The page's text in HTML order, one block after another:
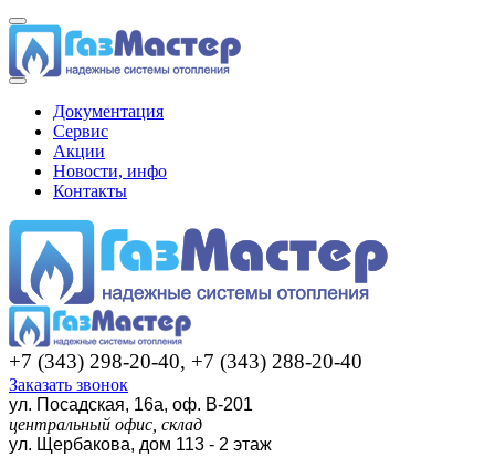
Документация
Сервис
Акции
Новости, инфо
Контакты
+7 (343) 298-20-40, +7 (343) 288-20-40
Заказать звонок
ул. Посадская, 16а, оф. В-201
центральный офис, склад
ул. Щербакова, дом 113 - 2 этаж